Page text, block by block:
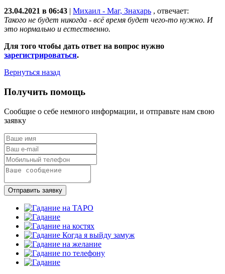
23.04.2021 в 06:43
Михаил - Маг, Знахарь , отвечает:
Такого не будет никогда - всё время будет чего-то нужно. И
это нормально и естественно.
Для того чтобы дать ответ на вопрос нужно
зарегистрироваться.
Вернуться назад
Получить помощь
Сообщие о себе немного информации, и отправьте нам свою
заявку
Отправить заявку